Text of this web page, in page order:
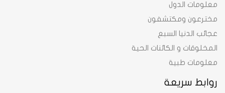
روابط سريعة
معلومات الدول
مخترعون ومكتشفون
عجائب الدنيا السبع
المخلوقات و الكائنات الحية
معلومات طبية